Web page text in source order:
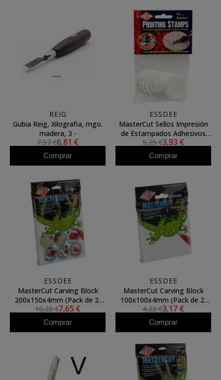
REIG
Gubia Reig, Xilografia, mgo.
madera, 3 -
7,57 €6,81 €
Comprar
ESSDEE
MasterCut Sellos Impresión
de Estampados Adhesivos
(Pack de 10) ESSDEE
5,25 €3,93 €
Comprar
ESSDEE
MasterCut Carving Block
200x150x4mm (Pack de 2)
ESSDEE
10,20 €7,65 €
Comprar
ESSDEE
MasterCut Carving Block
100x100x4mm (Pack de 2)
ESSDEE
4,22 €3,17 €
Comprar